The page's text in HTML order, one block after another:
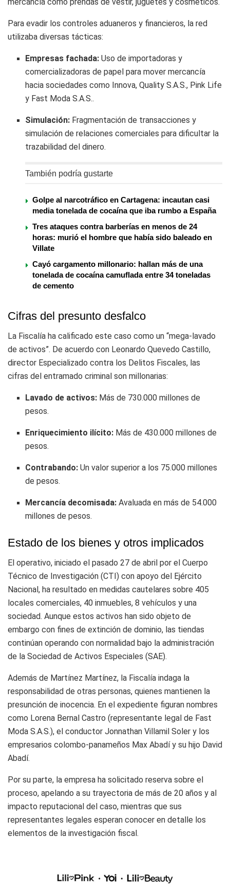
mercancía como prendas de vestir, juguetes y cosméticos.
Para evadir los controles aduaneros y financieros, la red
utilizaba diversas tácticas:
Empresas fachada: Uso de importadoras y
comercializadoras de papel para mover mercancía
hacia sociedades como Innova, Quality S.A.S., Pink Life
y Fast Moda S.A.S..
Simulación: Fragmentación de transacciones y
simulación de relaciones comerciales para dificultar la
trazabilidad del dinero.
También podría gustarte
Golpe al narcotráfico en Cartagena: incautan casi
media tonelada de cocaína que iba rumbo a España
Tres ataques contra barberías en menos de 24
horas: murió el hombre que había sido baleado en
Villate
Cayó cargamento millonario: hallan más de una
tonelada de cocaína camuflada entre 34 toneladas
de cemento
Cifras del presunto desfalco
La Fiscalía ha calificado este caso como un “mega-lavado
de activos”. De acuerdo con Leonardo Quevedo Castillo,
director Especializado contra los Delitos Fiscales, las
cifras del entramado criminal son millonarias:
Lavado de activos: Más de 730.000 millones de
pesos.
Enriquecimiento ilícito: Más de 430.000 millones de
pesos.
Contrabando: Un valor superior a los 75.000 millones
de pesos.
Mercancía decomisada: Avaluada en más de 54.000
millones de pesos.
Estado de los bienes y otros implicados
El operativo, iniciado el pasado 27 de abril por el Cuerpo
Técnico de Investigación (CTI) con apoyo del Ejército
Nacional, ha resultado en medidas cautelares sobre 405
locales comerciales, 40 inmuebles, 8 vehículos y una
sociedad. Aunque estos activos han sido objeto de
embargo con fines de extinción de dominio, las tiendas
continúan operando con normalidad bajo la administración
de la Sociedad de Activos Especiales (SAE).
Además de Martínez Martínez, la Fiscalía indaga la
responsabilidad de otras personas, quienes mantienen la
presunción de inocencia. En el expediente figuran nombres
como Lorena Bernal Castro (representante legal de Fast
Moda S.A.S.), el conductor Jonnathan Villamil Soler y los
empresarios colombo-panameños Max Abadí y su hijo David
Abadí.
Por su parte, la empresa ha solicitado reserva sobre el
proceso, apelando a su trayectoria de más de 20 años y al
impacto reputacional del caso, mientras que sus
representantes legales esperan conocer en detalle los
elementos de la investigación fiscal.